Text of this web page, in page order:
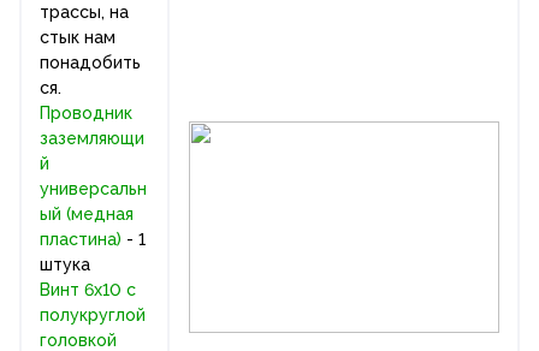
трассы, на
стык нам
понадобить
ся.
Проводник
заземляющи
й
универсальн
ый (медная
пластина) - 1
штука
Винт 6х10 c
полукруглой
головкой